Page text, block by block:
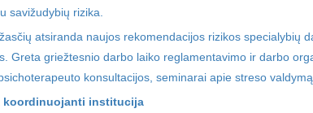
savižudybių rizika.
atsiranda naujos rekomendacijos rizikos specialybių
Greta griežtesnio darbo laiko reglamentavimo ir darbo
konsultacijos, seminarai apie streso
koordinuojanti institucija